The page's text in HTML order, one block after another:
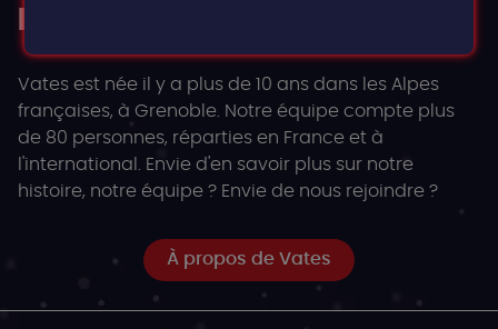
Vates est née il y a plus de 10 ans dans les Alpes
françaises, à Grenoble. Notre équipe compte plus
de 80 personnes, réparties en France et à
l'international. Envie d'en savoir plus sur notre
histoire, notre équipe ? Envie de nous rejoindre ?
À propos de Vates